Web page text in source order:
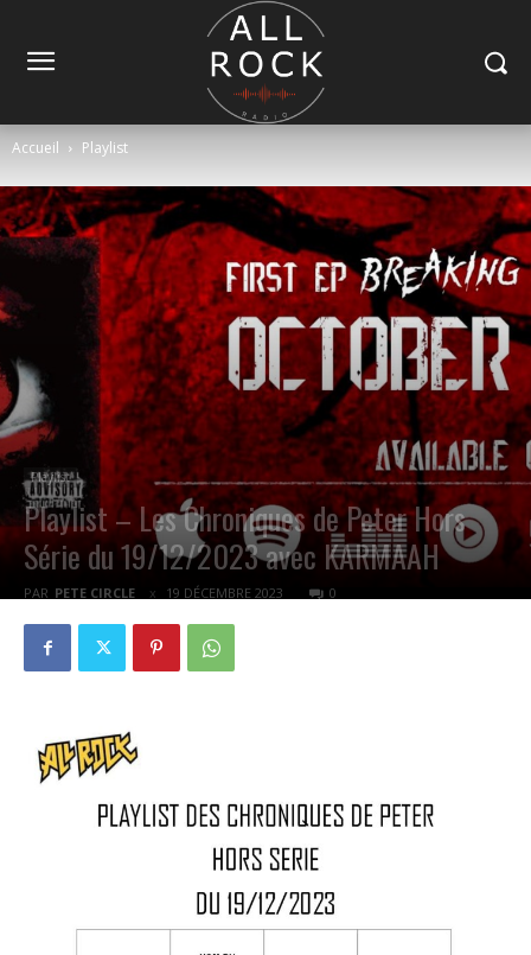
Accueil Playlist
Playlist
Playlist – Les Chroniques de Peter Hors
Série du 19/12/2023 avec KARMAAH
PAR PETE CIRCLE 19 DÉCEMBRE 2023 0